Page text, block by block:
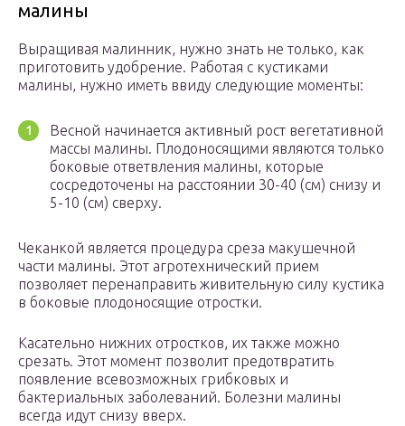
малины
Выращивая малинник, нужно знать не только, как
приготовить удобрение. Работая с кустиками
малины, нужно иметь ввиду следующие моменты:
Весной начинается активный рост вегетативной
массы малины. Плодоносящими являются только
боковые ответвления малины, которые
сосредоточены на расстоянии 30-40 (см) снизу и
5-10 (см) сверху.
Чеканкой является процедура среза макушечной
части малины. Этот агротехнический прием
позволяет перенаправить живительную силу кустика
в боковые плодоносящие отростки.
Касательно нижних отростков, их также можно
срезать. Этот момент позволит предотвратить
появление всевозможных грибковых и
бактериальных заболеваний. Болезни малины
всегда идут снизу вверх.